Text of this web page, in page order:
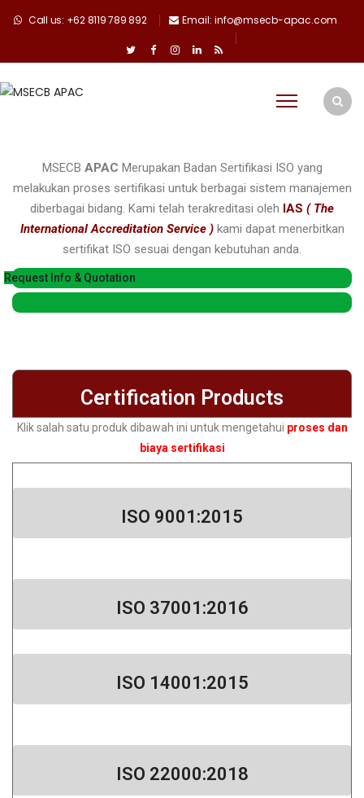
Call us: +62 8119 789 892 Email: info@msecb-apac.com
MSECB APAC Merupakan Badan Sertifikasi ISO yang
melakukan proses sertifikasi untuk berbagai sistem manajemen
diberbagai bidang. Kami telah terakreditasi oleh IAS ( The
International Accreditation Service ) kami dapat menerbitkan
sertifikat ISO sesuai dengan kebutuhan anda.
Request Info & Quotation
Certification Products
Klik salah satu produk dibawah ini untuk mengetahui proses dan
biaya sertifikasi
ISO 9001:2015
ISO 37001:2016​
ISO 14001:2015
ISO 22000:2018​